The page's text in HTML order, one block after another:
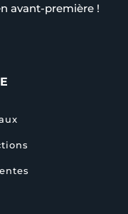
avant-première !